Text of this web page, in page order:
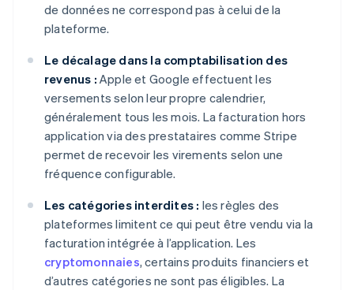
de données ne correspond pas à celui de la
plateforme.
Le décalage dans la comptabilisation des
revenus : Apple et Google effectuent les
versements selon leur propre calendrier,
généralement tous les mois. La facturation hors
application via des prestataires comme Stripe
permet de recevoir les virements selon une
fréquence configurable.
Les catégories interdites : les règles des
plateformes limitent ce qui peut être vendu via la
facturation intégrée à l’application. Les
cryptomonnaies, certains produits financiers et
d’autres catégories ne sont pas éligibles. La